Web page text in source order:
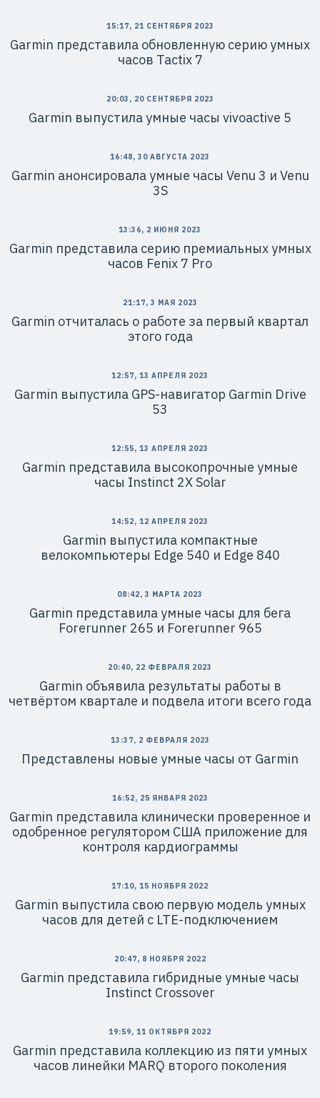
15:17, 21 СЕНТЯБРЯ 2023
Garmin представила обновленную серию умных
часов Tactix 7
20:03, 20 СЕНТЯБРЯ 2023
Garmin выпустила умные часы vivoactive 5
16:48, 30 АВГУСТА 2023
Garmin анонсировала умные часы Venu 3 и Venu
3S
13:36, 2 ИЮНЯ 2023
Garmin представила серию премиальных умных
часов Fenix 7 Pro
21:17, 3 МАЯ 2023
Garmin отчиталась о работе за первый квартал
этого года
12:57, 13 АПРЕЛЯ 2023
Garmin выпустила GPS-навигатор Garmin Drive
53
12:55, 13 АПРЕЛЯ 2023
Garmin представила высокопрочные умные
часы Instinct 2X Solar
14:52, 12 АПРЕЛЯ 2023
Garmin выпустила компактные
велокомпьютеры Edge 540 и Edge 840
08:42, 3 МАРТА 2023
Garmin представила умные часы для бега
Forerunner 265 и Forerunner 965
20:40, 22 ФЕВРАЛЯ 2023
Garmin объявила результаты работы в
четвёртом квартале и подвела итоги всего года
13:37, 2 ФЕВРАЛЯ 2023
Представлены новые умные часы от Garmin
16:52, 25 ЯНВАРЯ 2023
Garmin представила клинически проверенное и
одобренное регулятором США приложение для
контроля кардиограммы
17:10, 15 НОЯБРЯ 2022
Garmin выпустила свою первую модель умных
часов для детей с LTE-подключением
20:47, 8 НОЯБРЯ 2022
Garmin представила гибридные умные часы
Instinct Crossover
19:59, 11 ОКТЯБРЯ 2022
Garmin представила коллекцию из пяти умных
часов линейки MARQ второго поколения